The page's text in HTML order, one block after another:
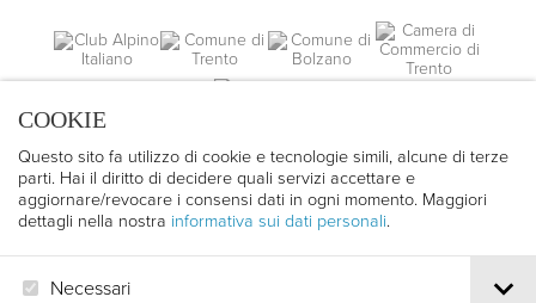
COOKIE
Questo sito fa utilizzo di cookie e tecnologie simili, alcune di terze
parti. Hai il diritto di decidere quali servizi accettare e
aggiornare/revocare i consensi dati in ogni momento. Maggiori
dettagli nella nostra informativa sui dati personali.
Necessari